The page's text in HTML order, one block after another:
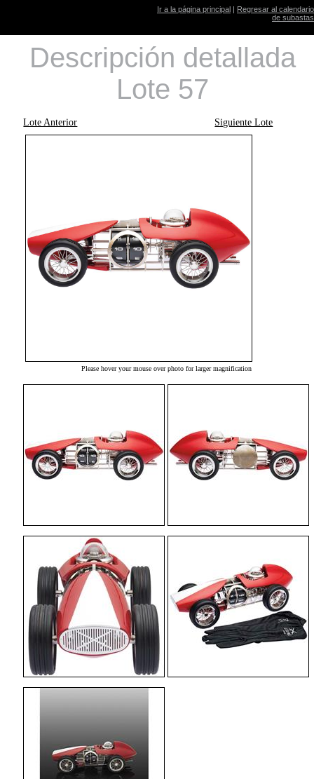
Ir a la página principal | Regresar al calendario
de subastas
Descripción detallada
Lote 57
Lote Anterior Siguiente Lote
Please hover your mouse over photo for larger magnification